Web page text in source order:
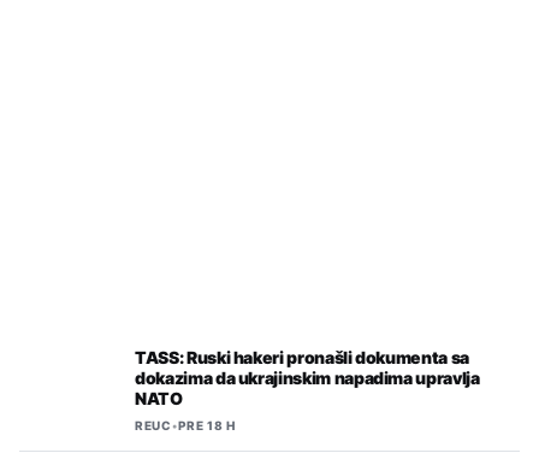
TASS: Ruski hakeri pronašli dokumenta sa
dokazima da ukrajinskim napadima upravlja
NATO
REUC•PRE 18 H